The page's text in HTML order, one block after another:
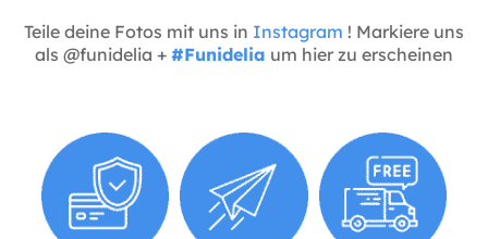
Teile deine Fotos mit uns in Instagram ! Markiere uns
als @funidelia + #Funidelia um hier zu erscheinen